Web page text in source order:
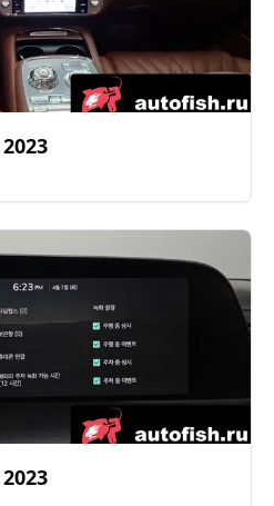
2023
2023